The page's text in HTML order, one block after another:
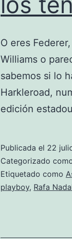
O eres
Williams o
sabemos si lo
Harkleroad,
edición
Publicada el 22
Categorizado
Etiquetado como
playboy, Rafa